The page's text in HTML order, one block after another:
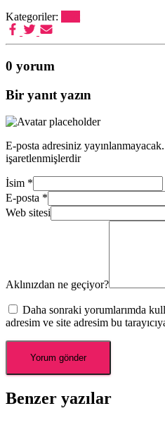
Kategoriler:
0 yorum
Bir yanıt yazın
E-posta adresiniz yayınlanmayacak.
işaretlenmişlerdir
İsim *
E-posta *
Web sitesi
Aklınızdan ne geçiyor?
Daha sonraki yorumlarımda
adresim ve site adresim bu
Benzer yazılar